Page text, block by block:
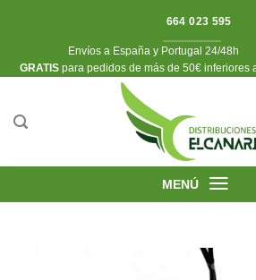
664 023 595
Envíos a España y Portugal 24/48h
​GRATIS para pedidos de más de 50€ inferiores
MENÚ